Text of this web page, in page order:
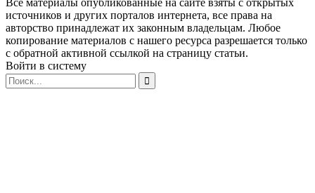
Все материалы опубликованные на сайте взяты с открытых
источников и других порталов интернета, все права на
авторство принадлежат их законным владельцам. Любое
копирование материалов с нашего ресурса разрешается только
с обратной активной ссылкой на страницу статьи.
Войти в систему